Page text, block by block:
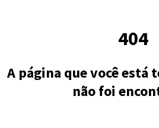
404
A página que você está
não foi